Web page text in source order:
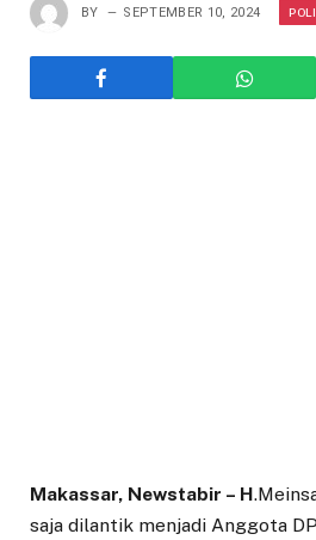
BY SEPTEMBER 10, 2024
Makassar, Newstabir – H
saja dilantik menjadi Anggota